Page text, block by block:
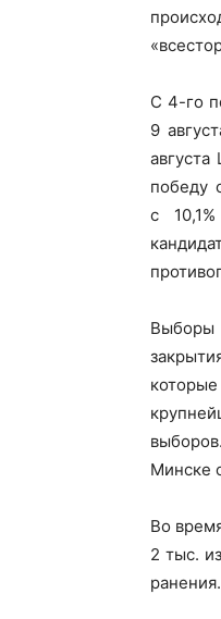
С 4-го
9
победу
с
Выборы
Минске
Во
2 тыс.
ранения.